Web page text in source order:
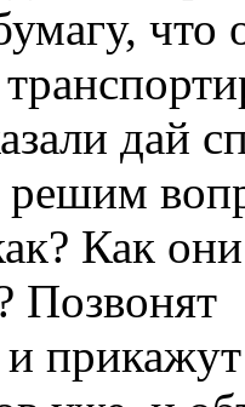
что
дай
решим
Как они
Позвонят
и